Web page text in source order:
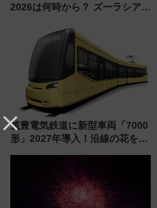
2026は何時から？ ズーラシア・
見どころ、限定イベントを徹底
解説！
筑豊電気鉄道に新型車両「7000
形」2027年導入！沿線の花をイ
内は落ち着いたゆとりある空間